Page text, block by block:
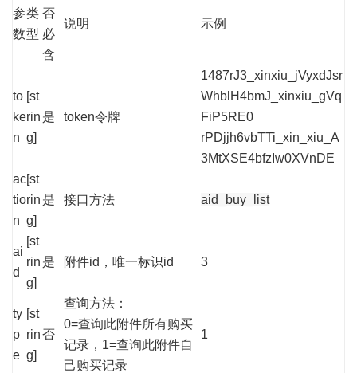
参
数
类
型
否
必
含
说明 示例
to
ke
n
[st
rin
g]
是 token令牌
1487rJ3_xinxiu_jVyxdJsr
WhblH4bmJ_xinxiu_gVq
FiP5RE0
rPDjjh6vbTTi_xin_xiu_A
3MtXSE4bfzIw0XVnDE
ac
tio
n
[st
rin
g]
是 接口方法 aid_buy_list
ai
d
[st
rin
g]
是 附件id，唯一标识id 3
ty
p
e
[st
rin
g]
否
查询方法：
0=查询此附件所有购买
记录，1=查询此附件自
己购买记录
1